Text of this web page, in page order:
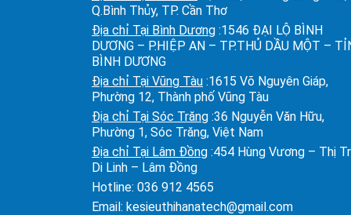
Q.Bình Thủy, TP. Cần Thơ
Địa chỉ Tại Bình Dương :1546 ĐẠI LỘ BÌNH
DƯƠNG – P.HIỆP AN – TP.THỦ DẦU MỘT –
BÌNH DƯƠNG
Địa chỉ Tại Vũng Tàu :1615 Võ Nguyên Giáp,
Phường 12, Thành phố Vũng Tàu
Địa chỉ Tại Sóc Trăng :36 Nguyễn Văn Hữu,
Phường 1, Sóc Trăng, Việt Nam
Địa chỉ Tại Lâm Đồng :454 Hùng Vương – Thị
Di Linh – Lâm Đồng
Hotline: 036 912 4565
Email: kesieuthihanatech@gmail.com